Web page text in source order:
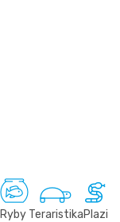
Ryby TeraristikaPlazi